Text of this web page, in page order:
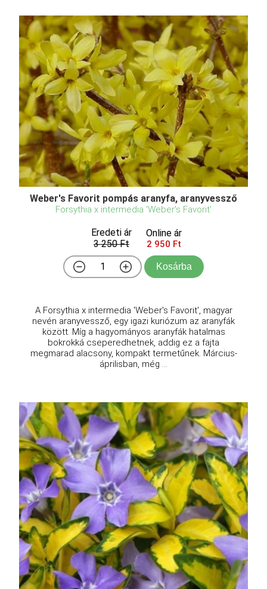
Weber's Favorit pompás aranyfa, aranyvessző
Forsythia x intermedia 'Weber's Favorit'
Eredeti ár
3 250 Ft
Online ár
2 950 Ft
Kosárba
A Forsythia x intermedia 'Weber's Favorit', magyar
nevén aranyvessző, egy igazi kuriózum az aranyfák
között. Míg a hagyományos aranyfák hatalmas
bokrokká cseperedhetnek, addig ez a fajta
megmarad alacsony, kompakt termetűnek. Március-
áprilisban, még ...